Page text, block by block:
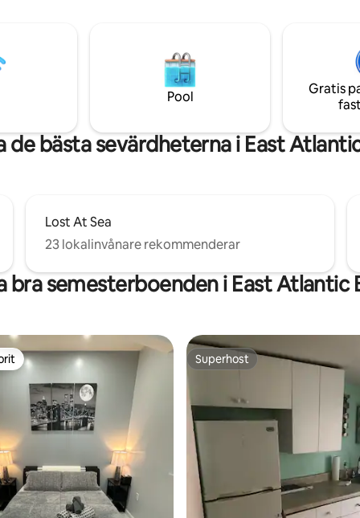
privat parkering finns
Pool
Gratis
de bästa sevärdheterna i East
Lost At Sea
23 lokalinvånare rekommenderar
bra semesterboenden i East Atlantic
Superhost
Superhost